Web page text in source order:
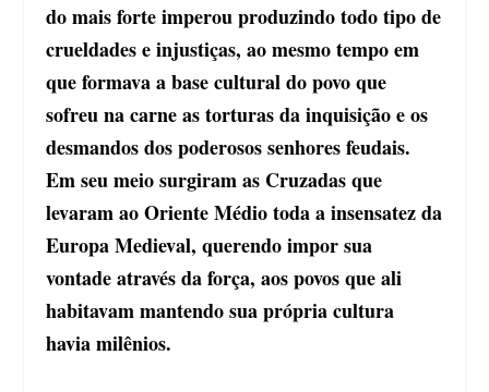
do mais forte imperou produzindo todo tipo de
crueldades e injustiças, ao mesmo tempo em
que formava a base cultural do povo que
sofreu na carne as torturas da inquisição e os
desmandos dos poderosos senhores feudais.
Em seu meio surgiram as Cruzadas que
levaram ao Oriente Médio toda a insensatez da
Europa Medieval, querendo impor sua
vontade através da força, aos povos que ali
habitavam mantendo sua própria cultura
havia milênios.